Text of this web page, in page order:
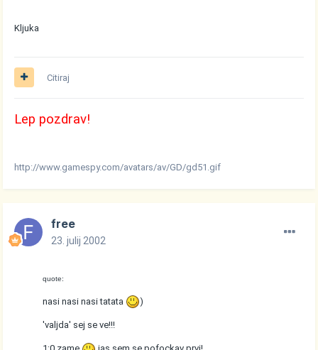
Kljuka
Citiraj
Lep pozdrav!
http://www.gamespy.com/avatars/av/GD/gd51.gif
free
23. julij 2002
quote:
nasi nasi nasi tatata )
'valjda' sej se ve!!!